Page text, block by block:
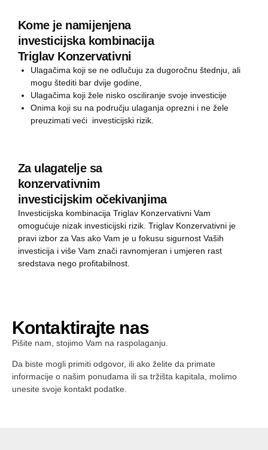
Kome je namijenjena
investicijska kombinacija
Triglav Konzervativni
Ulagačima koji se ne odlučuju za dugoročnu štednju, ali
mogu štediti bar dvije godine,
Ulagačima koji žele nisko osciliranje svoje investicije
Onima koji su na području ulaganja oprezni i ne žele
preuzimati veći investicijski rizik.
Za ulagatelje sa
konzervativnim
investicijskim očekivanjima
Investicijska kombinacija Triglav Konzervativni Vam
omogućuje nizak investicijski rizik. Triglav Konzervativni je
pravi izbor za Vas ako Vam je u fokusu sigurnost Vaših
investicija i više Vam znači ravnomjeran i umjeren rast
sredstava nego profitabilnost.
Kontaktirajte nas
Pišite nam, stojimo Vam na raspolaganju.
Da biste mogli primiti odgovor, ili ako želite da primate
informacije o našim ponudama ili sa tržišta kapitala, molimo
unesite svoje kontakt podatke.